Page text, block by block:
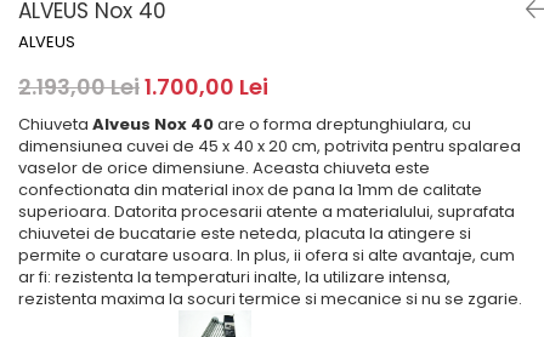
minibaruri incorporabile
Cuptoare
Cuptoare
Hote
Cu montare pe perete
Hote cu montare in blat
Hote cu montare pe colt
Hote rustice
Hote tip insula
incarcare superioara
Masini de spalat rufe slim
(adancime 40-47 cm)
Uscatoare de rufe
Vitrine frigorifice si minibaruri
Pachete chiuvete si baterii
ALVEUS Nox 40
ALVEUS
2.193,00 Lei1.700,00 Lei
Chiuveta Alveus Nox 40are o forma dreptunghiulara, cu
dimensiunea cuvei de 45 x 40 x 20 cm, potrivita pentru spalarea
vaselor de orice dimensiune. Aceasta chiuveta este
confectionata din material inox de pana la 1mm de calitate
superioara. Datorita procesarii atente a materialului, suprafata
chiuvetei de bucatarie este neteda, placuta la atingere si
permite o curatare usoara. In plus, ii ofera si alte avantaje, cum
ar fi: rezistenta la temperaturi inalte, la utilizare intensa,
rezistenta maxima la socuri termice si mecanice si nu se zgarie.